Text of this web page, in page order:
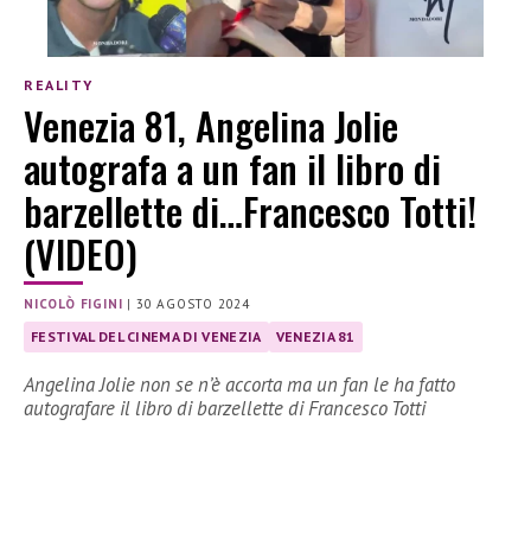
REALITY
Venezia 81, Angelina Jolie
autografa a un fan il libro di
barzellette di…Francesco Totti!
(VIDEO)
NICOLÒ FIGINI | 30 AGOSTO 2024
FESTIVAL DEL CINEMA DI VENEZIA VENEZIA 81
Angelina Jolie non se n’è accorta ma un fan le ha fatto
autografare il libro di barzellette di Francesco Totti